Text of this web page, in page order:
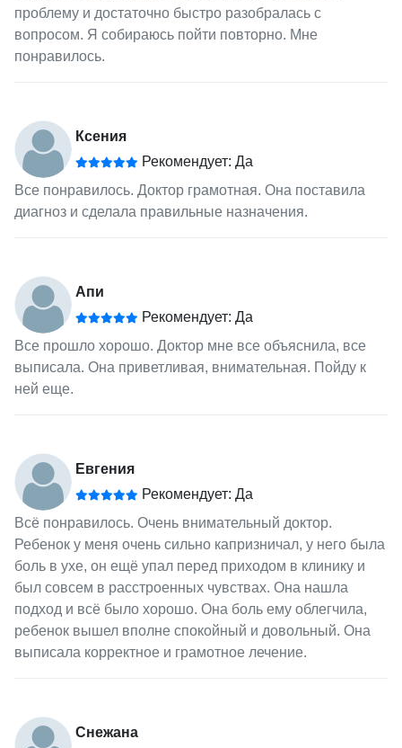
проблему и достаточно быстро разобралась с
вопросом. Я собираюсь пойти повторно. Мне
понравилось.
Ксения
Рекомендует: Да
Все понравилось. Доктор грамотная. Она поставила
диагноз и сделала правильные назначения.
Апи
Рекомендует: Да
Все прошло хорошо. Доктор мне все объяснила, все
выписала. Она приветливая, внимательная. Пойду к
ней еще.
Евгения
Рекомендует: Да
Всё понравилось. Очень внимательный доктор.
Ребенок у меня очень сильно капризничал, у него была
боль в ухе, он ещё упал перед приходом в клинику и
был совсем в расстроенных чувствах. Она нашла
подход и всё было хорошо. Она боль ему облегчила,
ребенок вышел вполне спокойный и довольный. Она
выписала корректное и грамотное лечение.
Снежана